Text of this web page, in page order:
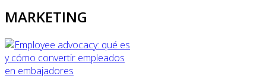
MARKETING